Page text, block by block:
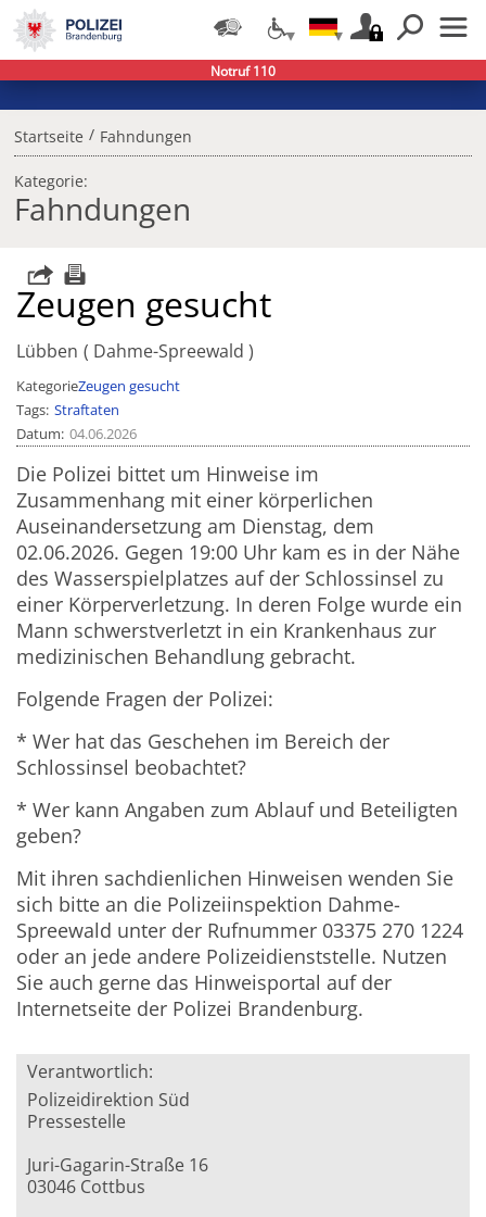
Startseite / Fahndungen
Kategorie:
Fahndungen
Zeugen gesucht
Lübben Dahme-Spreewald
KategorieZeugen gesucht
Tags Straftaten
Datum 04.06.2026
Die Polizei bittet um Hinweise im
Zusammenhang mit einer körperlichen
Auseinandersetzung am Dienstag, dem
02.06.2026. Gegen 19:00 Uhr kam es in der Nähe
des Wasserspielplatzes auf der Schlossinsel zu
einer Körperverletzung. In deren Folge wurde ein
Mann schwerstverletzt in ein Krankenhaus zur
medizinischen Behandlung gebracht.
Folgende Fragen der Polizei:
* Wer hat das Geschehen im Bereich der
Schlossinsel beobachtet?
* Wer kann Angaben zum Ablauf und Beteiligten
geben?
Mit ihren sachdienlichen Hinweisen wenden Sie
sich bitte an die Polizeiinspektion Dahme-
Spreewald unter der Rufnummer 03375 270 1224
oder an jede andere Polizeidienststelle. Nutzen
Sie auch gerne das Hinweisportal auf der
Internetseite der Polizei Brandenburg.
Verantwortlich:
Polizeidirektion Süd
Pressestelle
Juri-Gagarin-Straße 16
03046 Cottbus
Notruf 110